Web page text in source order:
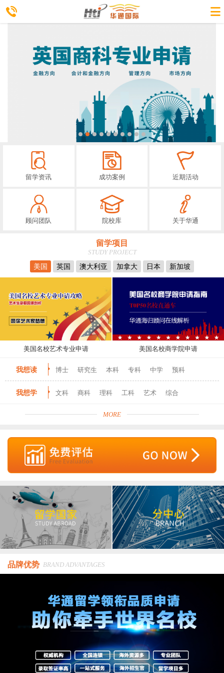
留学资讯 成功案例 近期活动
顾问团队 院校库 关于华通
留学项目
STUDY PROJECT
美国
英国 澳大利亚 加拿大 日本 新加坡
美国名校艺术专业申请 美国名校商学院申请
我想读 博士 研究生 本科 专科 中学 预科
我想学 文科 商科 理科 工科 艺术 综合
MORE
品牌优势 BRAND ADVANTAGES